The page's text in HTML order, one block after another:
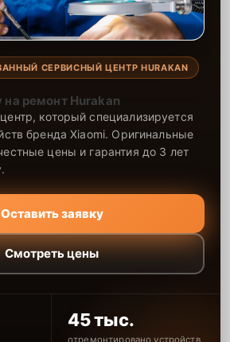
СЕРВИСНЫЙ ЦЕНТР HURAKAN
на ремонт Hurakan
который специализируется
бренда Xiaomi. Оригинальные
цены и гарантия до 3 лет
Оставить заявку
Смотреть цены
45 тыс.
отремонтировано устройств